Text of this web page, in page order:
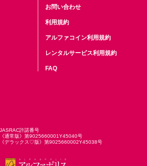
お問い合わせ
利用規約
アルファコイン利用規約
レンタルサービス利用規約
FAQ
JASRAC許諾番号
《通常版》第9025660001Y45040号
《デラックス♡版》第9025660002Y45038号